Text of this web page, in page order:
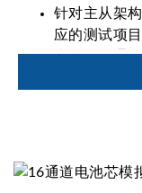
针对主从架
应的测试项目
支持不同通
CANbus、